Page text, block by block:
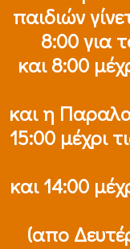
παιδιών
8:00 για
και 8:00
και η
15:00 μέχρι
και 14:00
(απο